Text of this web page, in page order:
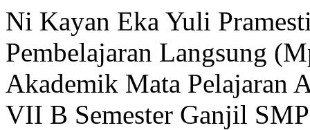
Ni Kayan Eka Yuli
Pembelajaran Langsung
Akademik Mata Pelajaran
VII B Semester Ganjil